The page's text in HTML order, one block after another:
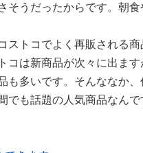
そうだったからです。朝食
ストコでよく再販される
コは新商品が次々に出ま
も多いです。そんななか
でも話題の人気商品なんで